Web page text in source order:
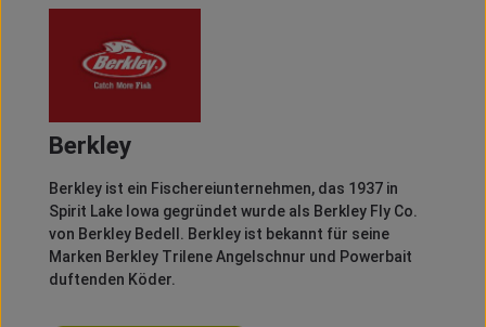
Berkley
Berkleyist ein Fischereiunternehmen, das 1937 in
Spirit Lake Iowa gegründet wurde als Berkley FlyCo.
von Berkley Bedell . Berkleyist bekannt für seine
Marken Berkley TrileneAngelschnur und Powerbait
duftenden Köder.